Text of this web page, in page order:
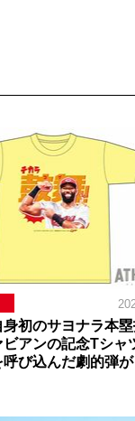
身初のサヨナラ本
ビアンの記念Tシャ
び込んだ劇的弾